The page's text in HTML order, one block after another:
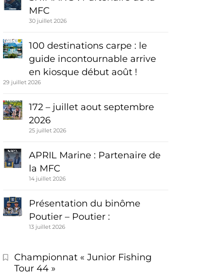
MFC
30 juillet 2026
100 destinations carpe : le
guide incontournable arrive
en kiosque début août !
29 juillet 2026
172 – juillet aout septembre
2026
25 juillet 2026
APRIL Marine : Partenaire de
la MFC
14 juillet 2026
Présentation du binôme
Poutier – Poutier :
13 juillet 2026
Championnat « Junior Fishing
Tour 44 »